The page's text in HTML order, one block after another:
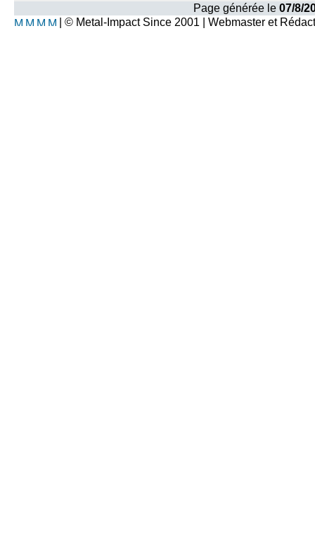
Page générée le 07/8/
| © Metal-Impact Since 2001 | Webmaster et